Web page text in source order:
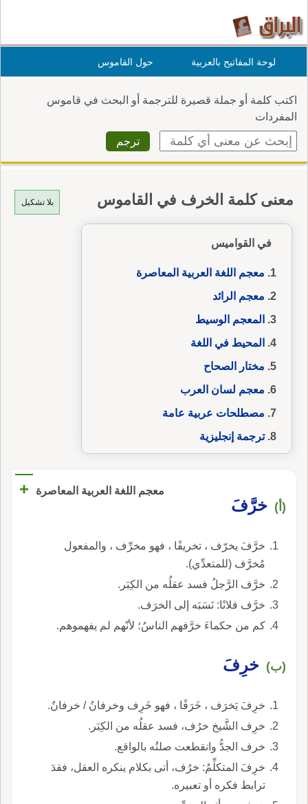
لوحة المفاتيح بالعربية حول القاموس
اكتب كلمة أو جملة قصيرة للترجمة أو البحث في قاموس
المفردات
بلا تشكيل معنى كلمة الخرف في القاموس
في القواميس
معجم اللغة العربية المعاصرة
معجم الرائد
المعجم الوسيط
المحيط في اللغة
مختار الصحاح
معجم لسان العرب
مصطلحات عربية عامة
ترجمة إنجليزية
معجم اللغة العربية المعاصرة +
(أ) خرَّفَ
خرَّفَ يخرّف ، تخريفًا ، فهو مخرِّف ، والمفعول
مُخرَّف (للمتعدِّي).
خرَّف الرَّجلُ فسد عقلُه من الكِبَر.
خرَّف فلانًا: نَسَبَه إلى الخرَف.
كم من حكماءَ خرَّفهم الناسُ؛ لأنّهم لم يفهموهم.
(ب) خرِفَ
خرِفَ يَخرَف ، خَرَفًا ، فهو خَرِف وخرفانُ / خرفانٌ.
خرِف الشَّيخ خرُف، فسد عقلُه من الكِبَر.
خرف الجدُّ وانقطعت صلتُه بالواقع.
خرِفَ المتكلِّمُ: خرُف، أتى بكلام ينكره العقل، فقدَ
ترابط فكره أو تعبيره.